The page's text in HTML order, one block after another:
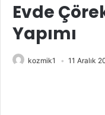
Evde
Yapımı
kozmik1 11 Aralık